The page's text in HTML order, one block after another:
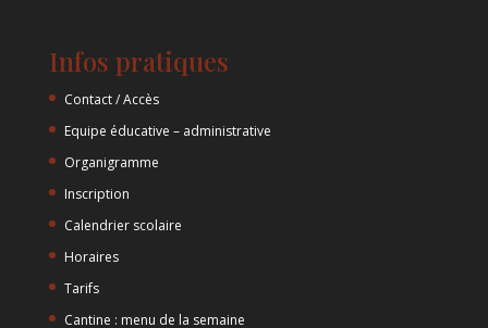
Infos pratiques
Contact / Accès
Equipe éducative – administrative
Organigramme
Inscription
Calendrier scolaire
Horaires
Tarifs
Cantine : menu de la semaine